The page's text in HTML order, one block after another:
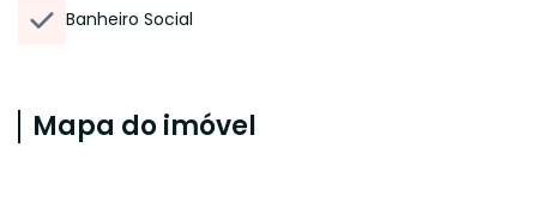
Banheiro Social
Mapa do imóvel